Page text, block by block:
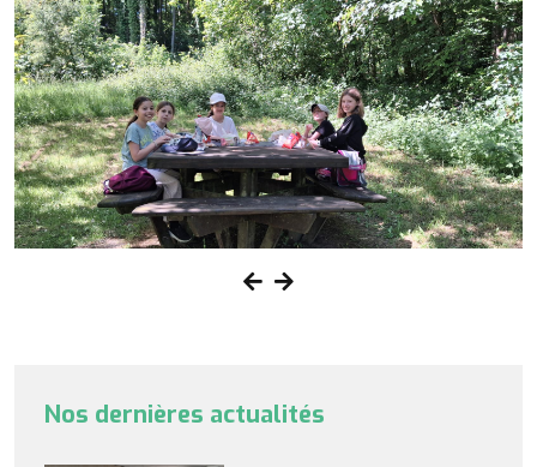
Nos dernières actualités